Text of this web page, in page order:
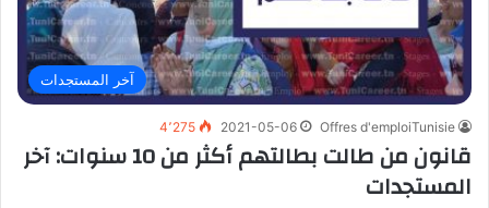
آخر المستجدات
Offres d'emploiTunisie
2021-05-06 4٬275
قانون من طالت بطالتهم أكثر من 10 سنوات: آخر
المستجدات